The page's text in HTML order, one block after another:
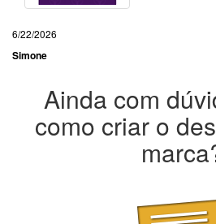
6/22/2026
Simone
Ainda com
como criar o